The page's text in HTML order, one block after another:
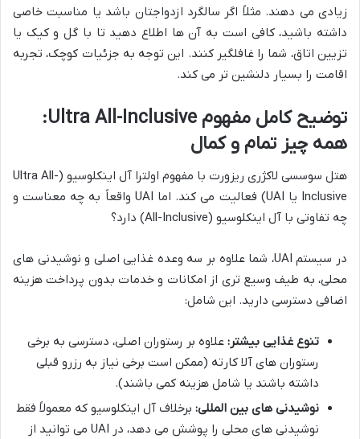
زیادی می دهند. مثلاً اگر سالگرد ازدواجتان باشد یا مناسبت خاصی
داشته باشید، کافی است به آن ها اطلاع دهید تا با گل و کیک یا
تزیین اتاق، شما را غافلگیر کنند. این توجه به جزئیات کوچک، تجربه
اقامت را بسیار دلنشین تر می کند.
توضیح کامل مفهوم Ultra All-Inclusive:
همه چیز تمام و کمال
هتل سوسسی لاکژری ریزورت با مفهوم اولترا آل اینکلوسیو (Ultra All-
Inclusive یا UAI) فعالیت می کند. اما UAI واقعاً به چه معناست و
چه تفاوتی با آل اینکلوسیو (All-Inclusive) دارد؟
در سیستم UAI، شما علاوه بر سه وعده غذایی اصلی و نوشیدنی های
محلی، به طیف وسیع تری از امکانات و خدمات بدون پرداخت هزینه
اضافی دسترسی دارید. این شامل:
تنوع غذایی بیشتر: علاوه بر رستوران اصلی، دسترسی به برخی
رستوران های آلا کارته (ممکن است برخی نیاز به رزرو قبلی
داشته باشند یا شامل هزینه کمی باشند).
نوشیدنی های بین المللی: برخلاف آل اینکلوسیو که معمولاً فقط
نوشیدنی های محلی را پوشش می دهد، در UAI می توانید از